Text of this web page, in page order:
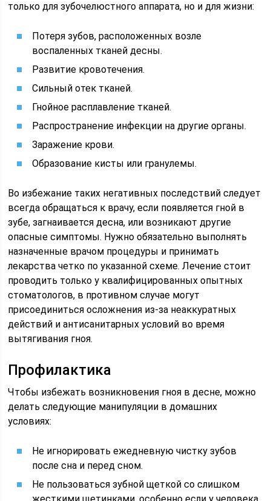
только для зубочелюстного аппарата, но и для жизни:
Потеря зубов, расположенных возле
воспаленных тканей десны.
Развитие кровотечения.
Сильный отек тканей.
Гнойное расплавление тканей.
Распространение инфекции на другие органы.
Заражение крови.
Образование кисты или гранулемы.
Во избежание таких негативных последствий следует
всегда обращаться к врачу, если появляется гной в
зубе, загнаивается десна, или возникают другие
опасные симптомы. Нужно обязательно выполнять
назначенные врачом процедуры и принимать
лекарства четко по указанной схеме. Лечение стоит
проводить только у квалифицированных опытных
стоматологов, в противном случае могут
присоединиться осложнения из-за неаккуратных
действий и антисанитарных условий во время
вытягивания гноя.
Профилактика
Чтобы избежать возникновения гноя в десне, можно
делать следующие манипуляции в домашних
условиях:
Не игнорировать ежедневную чистку зубов
после сна и перед сном.
Не пользоваться зубной щеткой со слишком